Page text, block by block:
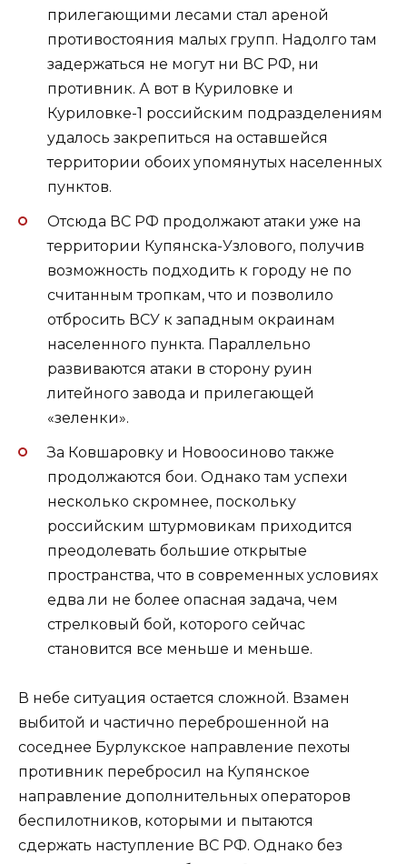
прилегающими лесами стал ареной
противостояния малых групп. Надолго там
задержаться не могут ни ВС РФ, ни
противник. А вот в Куриловке и
Куриловке-1 российским подразделениям
удалось закрепиться на оставшейся
территории обоих упомянутых населенных
пунктов.
Отсюда ВС РФ продолжают атаки уже на
территории Купянска-Узлового, получив
возможность подходить к городу не по
считанным тропкам, что и позволило
отбросить ВСУ к западным окраинам
населенного пункта. Параллельно
развиваются атаки в сторону руин
литейного завода и прилегающей
«зеленки».
За Ковшаровку и Новоосиново также
продолжаются бои. Однако там успехи
несколько скромнее, поскольку
российским штурмовикам приходится
преодолевать большие открытые
пространства, что в современных условиях
едва ли не более опасная задача, чем
стрелковый бой, которого сейчас
становится все меньше и меньше.
В небе ситуация остается сложной. Взамен
выбитой и частично переброшенной на
соседнее Бурлукское направление пехоты
противник перебросил на Купянское
направление дополнительных операторов
беспилотников, которыми и пытаются
сдержать наступление ВС РФ. Однако без